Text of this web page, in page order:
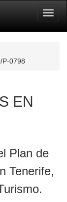
P-0798
EN
Plan de
Tenerife,